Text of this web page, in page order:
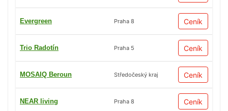
Evergreen Praha 8 Ceník
Trio Radotín Praha 5 Ceník
MOSAIQ Beroun Středočeský kraj Ceník
NEAR living Praha 8 Ceník